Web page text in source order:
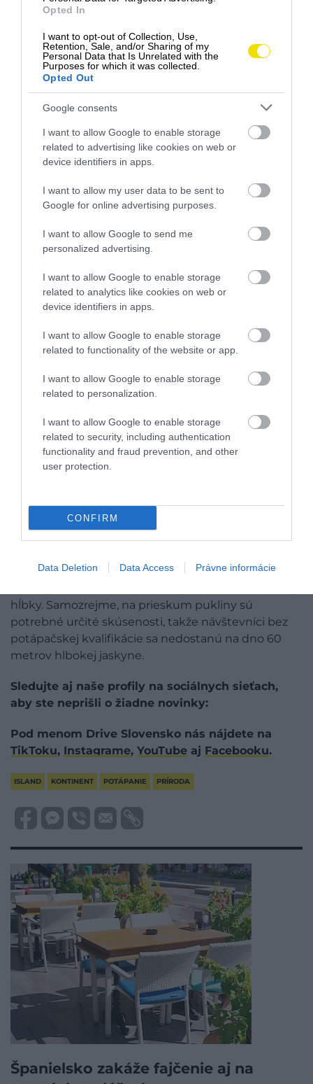
Opted In
I want to opt-out of Collection, Use,
Retention, Sale, and/or Sharing of my
Personal Data that Is Unrelated with the
Purposes for which it was collected.
Opted Out
Google consents
I want to allow Google to enable storage
related to advertising like cookies on web or
device identifiers in apps.
I want to allow my user data to be sent to
Google for online advertising purposes.
I want to allow Google to send me
personalized advertising.
I want to allow Google to enable storage
related to analytics like cookies on web or
device identifiers in apps.
I want to allow Google to enable storage
related to functionality of the website or app.
I want to allow Google to enable storage
related to personalization.
I want to allow Google to enable storage
related to security, including authentication
functionality and fraud prevention, and other
user protection.
CONFIRM
Data Deletion Data Access Právne informácie
oblasti sa nachádzajú štyri hlavné atrakcie: možnosť
fotografovať pozdĺž zlomu Silfra medzi dvoma
kontinentmi, hala Silfra s úzkymi chodbami,
katedrála Silfra a lagúna Fildra, ktoré sú prístupné
turistom.
A bejegyzés megtekintése az Instagramon
Iceland (@iceland_visit) által megosztott bejegyzés
V každom prípade, keďže voda v Silfre pochádza z
ľadovcov, je to veľmi obľúbené miesto pre
Celzia:podľačasopisu Time Out môžu návštevníci
hĺbky. Samozrejme, na prieskum pukliny sú
potrebné určité skúsenosti, takže návštevníci bez
potápačskej kvalifikácie sa nedostanú na dno 60
metrov hlbokej jaskyne.
Sledujte aj naše profily na sociálnych sieťach,
aby ste neprišli o žiadne novinky:
Pod menom Drive Slovensko nás nájdete na
TikToku, Instagrame, YouTube aj Facebooku.
ISLAND KONTINENT POTÁPANIE PRÍRODA
Španielsko zakáže fajčenie aj na